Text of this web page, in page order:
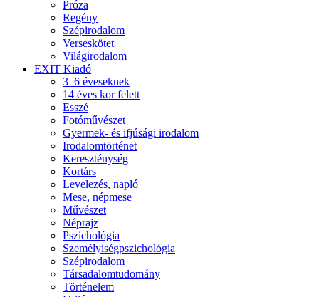
Próza
Regény
Szépirodalom
Verseskötet
Világirodalom
EXIT Kiadó
3–6 éveseknek
14 éves kor felett
Esszé
Fotóművészet
Gyermek- és ifjúsági irodalom
Irodalomtörténet
Kereszténység
Kortárs
Levelezés, napló
Mese, népmese
Művészet
Néprajz
Pszichológia
Személyiségpszichológia
Szépirodalom
Társadalomtudomány
Történelem